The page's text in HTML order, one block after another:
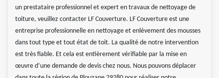
un prestataire professionnel et expert en travaux de nettoyage de
toiture, veuillez contacter LF Couverture. LF Couverture est une
entreprise professionnelle en nettoyage et enlèvement des mousses
dans tout type et tout état de toit. La qualité de notre intervention
est très fiable. Et cela est entièrement vérifiable par la mise en
œuvre d’une demande de devis chez nous. Nous pouvons déplacer